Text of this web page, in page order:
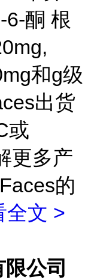
6-酮 根
和g级
出货
或
更多产
的
全文 >
公司